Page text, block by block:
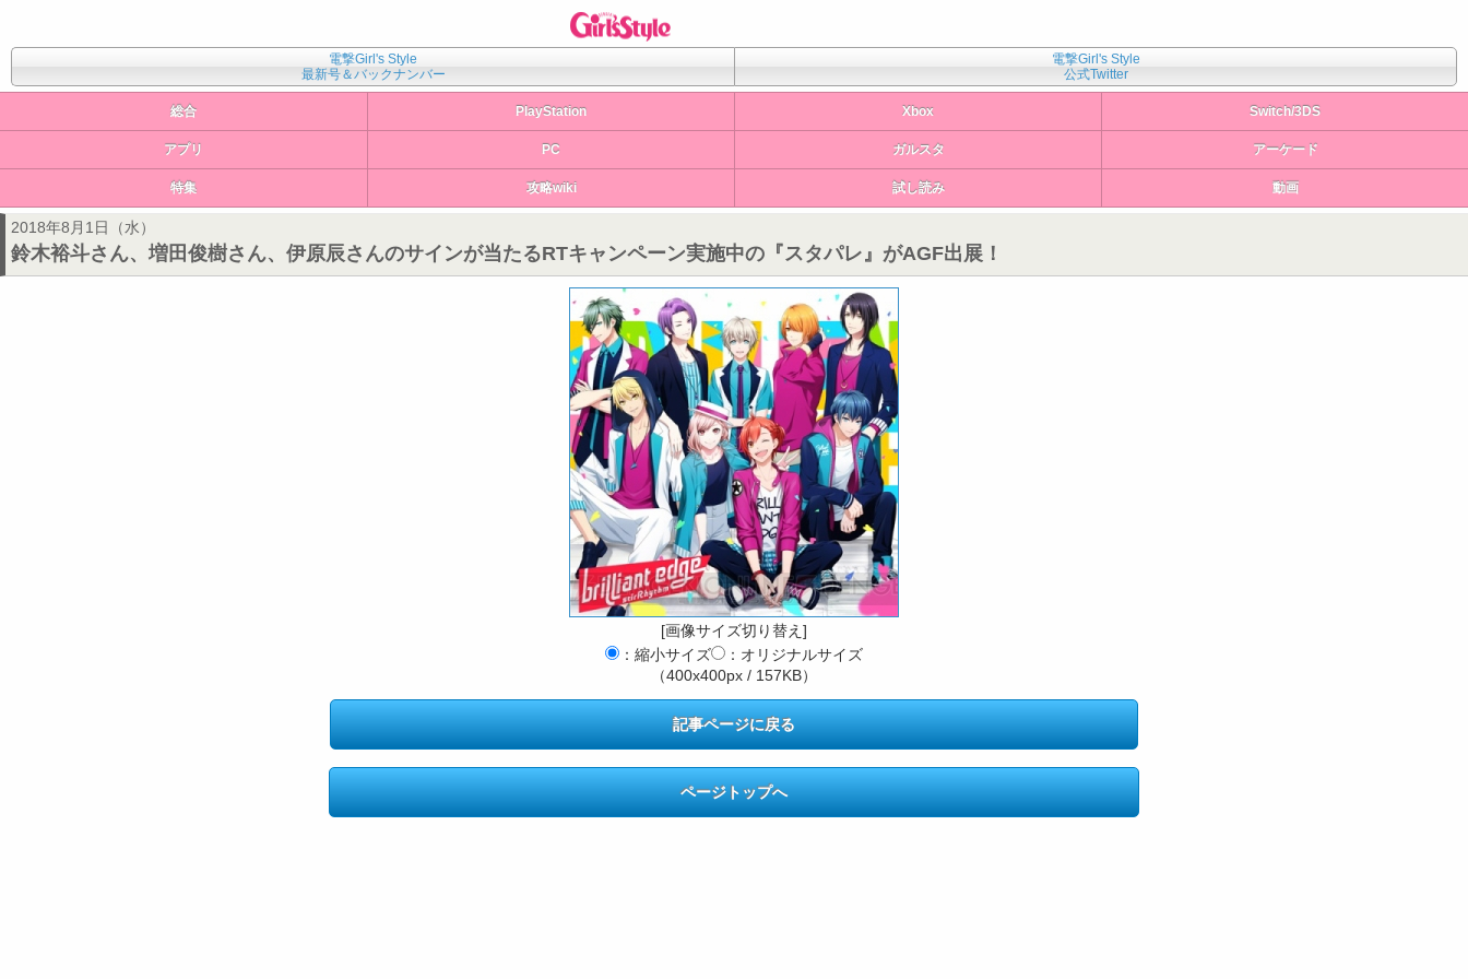
電撃Girl's Style
最新号＆バックナンバー
電撃Girl's Style
公式Twitter
総合 PlayStation Xbox Switch/3DS
アプリ PC ガルスタ アーケード
特集 攻略wiki 試し読み 動画
2018年8月1日（水）
鈴木裕斗さん、増田俊樹さん、伊原辰さんのサインが当たるRTキャンペーン実施中の『スタパレ』がAGF出展！
[画像サイズ切り替え]
：縮小サイズ
：オリジナルサイズ
（400x400px / 157KB）
記事ページに戻る
ページトップへ